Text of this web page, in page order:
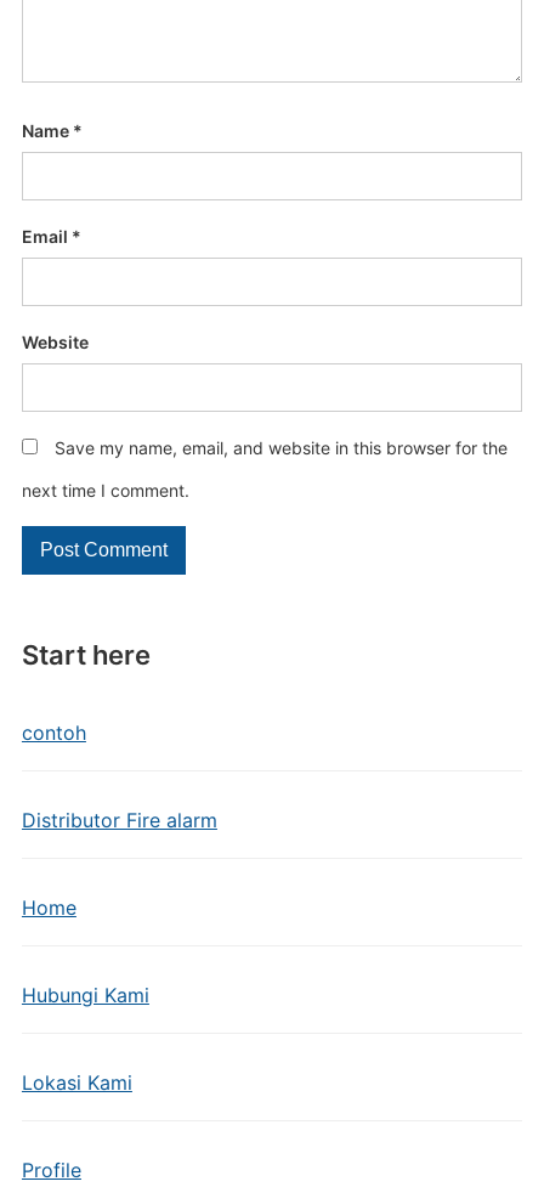
Start here
contoh
Distributor Fire alarm
Home
Hubungi Kami
Lokasi Kami
Profile
Name *
Email *
Website
Save my name, email, and website in this browser for the
next time I comment.